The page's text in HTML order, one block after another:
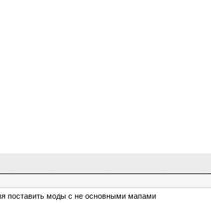
поставить моды с не основными мапами